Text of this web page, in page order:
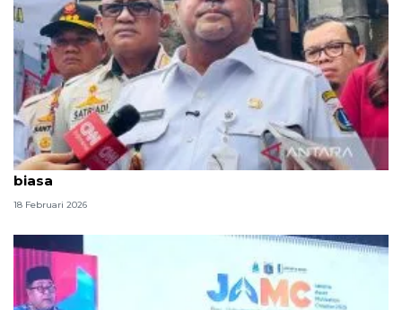
Rano sebut perbedaan awal puasa merupakan hal
biasa
18 Februari 2026